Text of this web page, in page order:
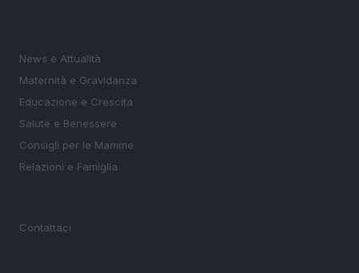
News e Attualità
Maternità e Gravidanza
Educazione e Crescita
Salute e Benessere
Consigli per le Mamme
Relazioni e Famiglia
Contattaci